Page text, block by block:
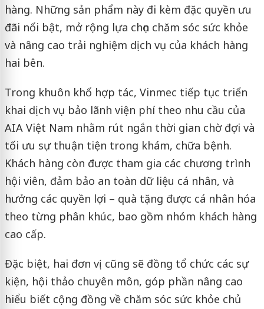
hàng. Những sản phẩm này đi kèm đặc quyền ưu
đãi nổi bật, mở rộng lựa chọn chăm sóc sức khỏe
và nâng cao trải nghiệm dịch vụ của khách hàng
hai bên.
Trong khuôn khổ hợp tác, Vinmec tiếp tục triển
khai dịch vụ bảo lãnh viện phí theo nhu cầu của
AIA Việt Nam nhằm rút ngắn thời gian chờ đợi và
tối ưu sự thuận tiện trong khám, chữa bệnh.
Khách hàng còn được tham gia các chương trình
hội viên, đảm bảo an toàn dữ liệu cá nhân, và
hưởng các quyền lợi – quà tặng được cá nhân hóa
theo từng phân khúc, bao gồm nhóm khách hàng
cao cấp.
Đặc biệt, hai đơn vị cũng sẽ đồng tổ chức các sự
kiện, hội thảo chuyên môn, góp phần nâng cao
hiểu biết cộng đồng về chăm sóc sức khỏe chủ